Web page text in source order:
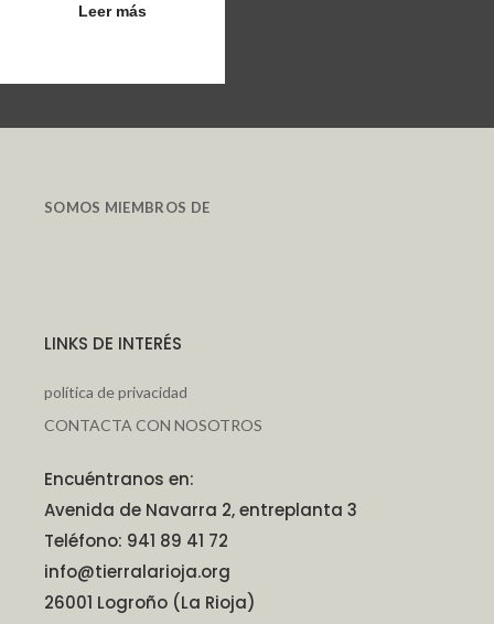
Leer más
SOMOS MIEMBROS DE
LINKS DE INTERÉS
política de privacidad
CONTACTA CON NOSOTROS
Encuéntranos en:
Avenida de Navarra 2, entreplanta 3
Teléfono: 941 89 41 72
info@tierralarioja.org
26001 Logroño (La Rioja)